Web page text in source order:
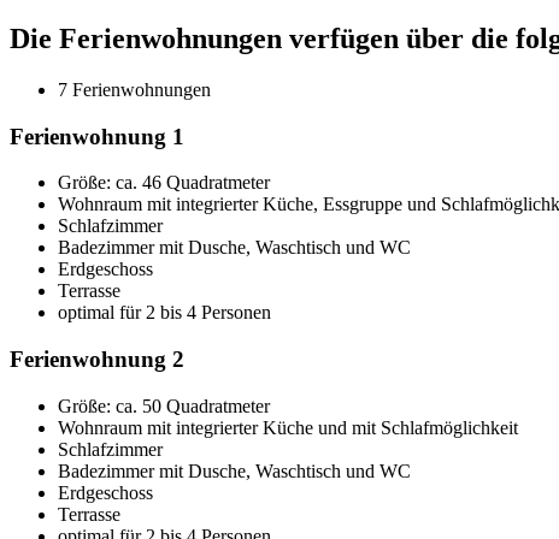
Die Ferienwohnungen verfügen über die
7 Ferienwohnungen
Ferienwohnung 1
Größe: ca. 46 Quadratmeter
Wohnraum mit integrierter Küche, Essgruppe und
Schlafzimmer
Badezimmer mit Dusche, Waschtisch und WC
Erdgeschoss
Terrasse
optimal für 2 bis 4 Personen
Ferienwohnung 2
Größe: ca. 50 Quadratmeter
Wohnraum mit integrierter Küche und mit Schlafmöglichkeit
Schlafzimmer
Badezimmer mit Dusche, Waschtisch und WC
Erdgeschoss
Terrasse